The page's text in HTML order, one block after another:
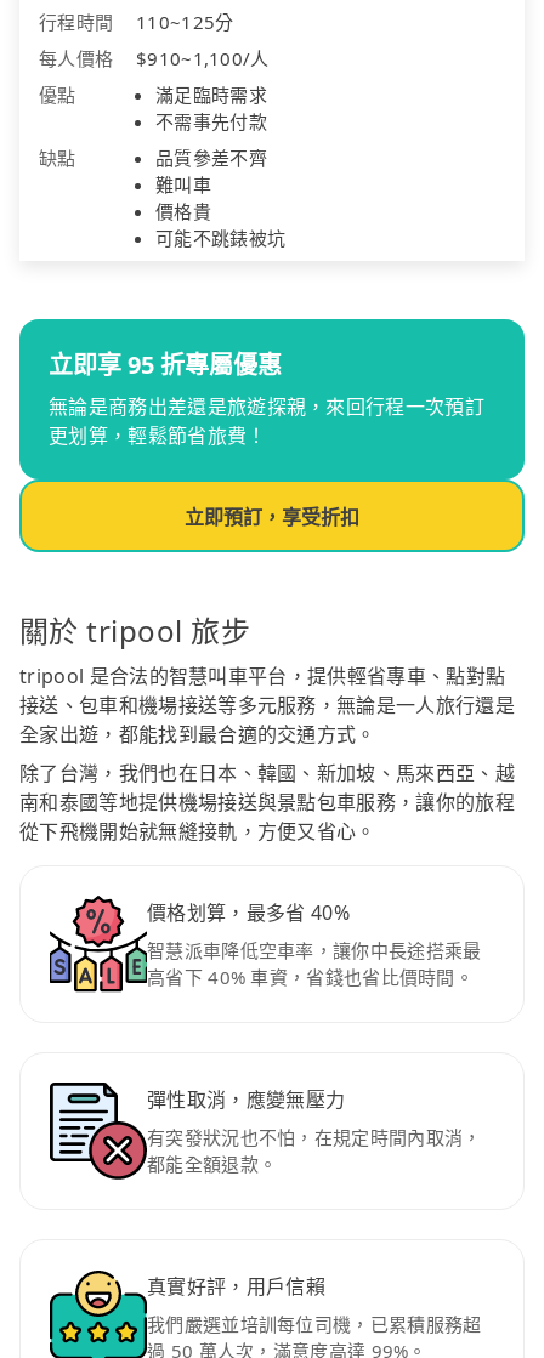
行程時間
110~125分
每人價格
$910~1,100/人
優點
滿足臨時需求
不需事先付款
缺點
品質參差不齊
難叫車
價格貴
可能不跳錶被坑
立即享 95 折專屬優惠
無論是商務出差還是旅遊探親，來回行程一次預訂
更划算，輕鬆節省旅費！
立即預訂，享受折扣
關於 tripool 旅步
tripool 是合法的智慧叫車平台，提供輕省專車、點對點
接送、包車和機場接送等多元服務，無論是一人旅行還是
全家出遊，都能找到最合適的交通方式。
除了台灣，我們也在日本、韓國、新加坡、馬來西亞、越
南和泰國等地提供機場接送與景點包車服務，讓你的旅程
從下飛機開始就無縫接軌，方便又省心。
價格划算，最多省 40%
智慧派車降低空車率，讓你中長途搭乘最
高省下 40% 車資，省錢也省比價時間。
彈性取消，應變無壓力
有突發狀況也不怕，在規定時間內取消，
都能全額退款。
真實好評，用戶信賴
我們嚴選並培訓每位司機，已累積服務超
過 50 萬人次，滿意度高達 99%。